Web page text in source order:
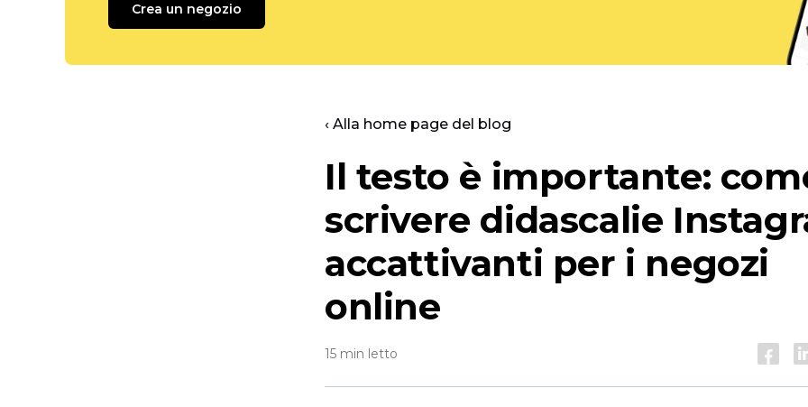
Crea un negozio
‹ Alla home page del blog
Il testo è importante:
scrivere didascalie
accattivanti per i negozi
online
15 min letto